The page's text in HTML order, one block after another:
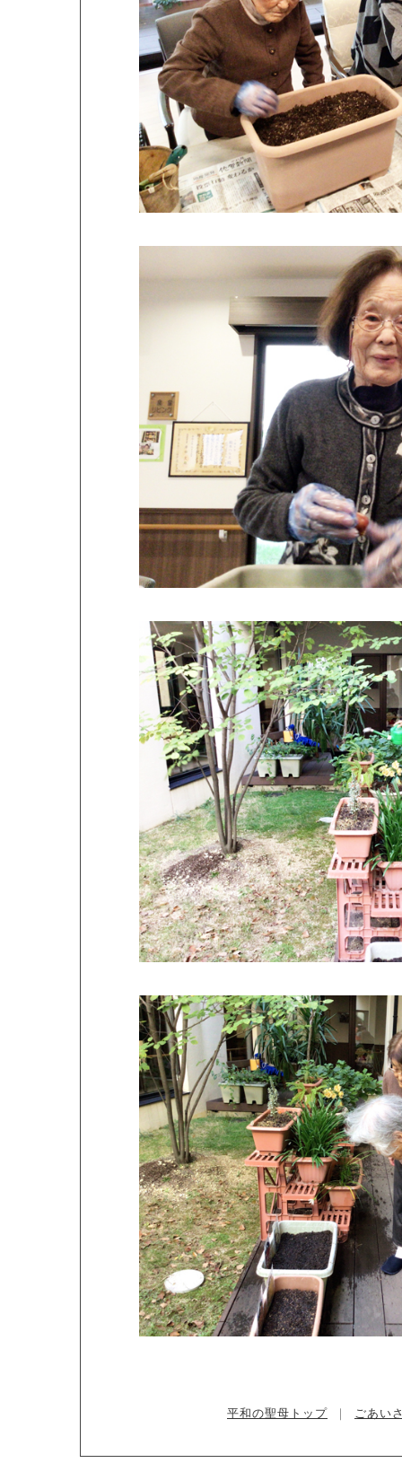
平和の聖母トップ ｜ ごあい